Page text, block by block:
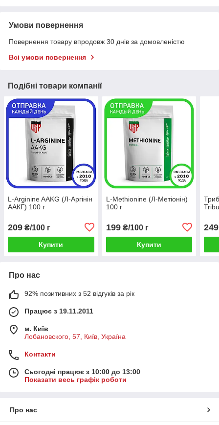
Умови повернення
Повернення товару впродовж 30 днів за домовленістю
Всі умови повернення
Подібні товари компанії
L-Arginine AAKG (Л-Аргінін
ААКГ) 100 г
209 ₴/100 г
Купити
L-Methionine (Л-Метіонін)
100 г
199₴/100 г
Купити
249
Про нас
92% позитивних з 52 відгуків за рік
Працює з 19.11.2011
м. Київ
Лобановского, 57, Київ, Україна
Контакти
Сьогодні працює з 10:00 до 13:00
Показати весь графік роботи
Про нас